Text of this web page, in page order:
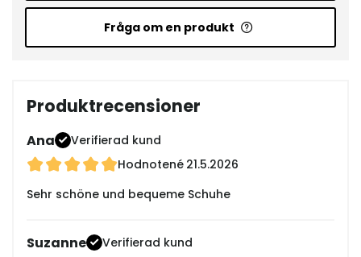
Fråga om en produkt
Produktrecensioner
Ana
Verifierad kund
Hodnotené 21.5.2026
Sehr schöne und bequeme Schuhe
Suzanne
Verifierad kund